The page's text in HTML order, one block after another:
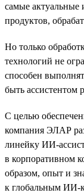
самые
продуктов,
Но только
технологий не
способен
быть ассистентом
С целью
компания ЭЛАР
линейку ИИ-
в корпоративном
образом, опыт и
к глобальным ИИ-